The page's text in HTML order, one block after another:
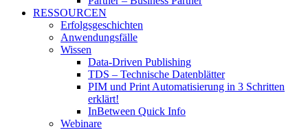
RESSOURCEN
Erfolgsgeschichten
Anwendungsfälle
Wissen
Data-Driven Publishing
TDS – Technische Datenblätter
PIM und Print Automatisierung in 3 Schritten
erklärt!
InBetween Quick Info
Webinare